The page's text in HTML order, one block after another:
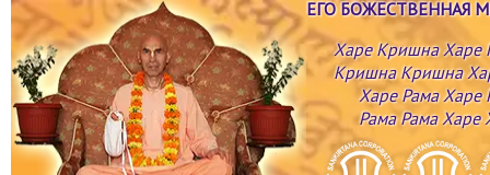
ЕГО БОЖЕСТВЕННАЯ
Харе Кришна Харе
Кришна Кришна
Харе Рама Харе
Рама Рама Харе